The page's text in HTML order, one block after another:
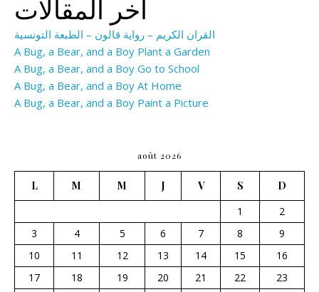
اخر المقالات
القران الكريم – رواية قالون – الطبعة التونسية
A Bug, a Bear, and a Boy Plant a Garden
A Bug, a Bear, and a Boy Go to School
A Bug, a Bear, and a Boy At Home
A Bug, a Bear, and a Boy Paint a Picture
août 2026
L M M J V S
D
1
2
3
4 5 6 7 8
9
10
11 12 13 14 15
16
17
18 19 20 21 22
23